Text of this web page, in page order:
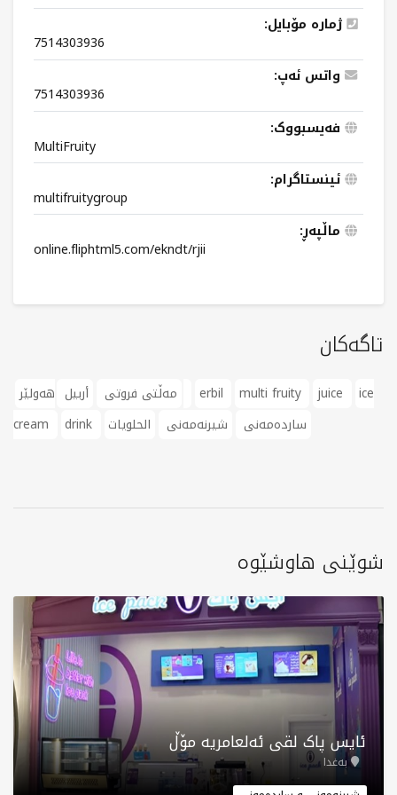
ژمارە مۆبایل:
7514303936
واتس ئەپ:
7514303936
فەیسبووک:
MultiFruity
ئینستاگرام:
multifruitygroup
ماڵپەڕ:
online.fliphtml5.com/ekndt/rjii
تاگەکان
مەڵتی فروتی أربيل erbil multi fruity juice
ice
cream
drink ساردەمەنی شیرنەمەنی الحلويات
شوێنی هاوشێوە
ئایس پاک لقی ئەلعامریە مۆڵ
بەغدا